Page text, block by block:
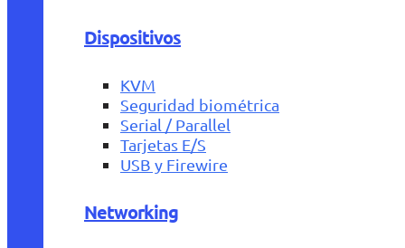
Dispositivos
KVM
Seguridad biométrica
Serial / Parallel
Tarjetas E/S
USB y Firewire
Networking